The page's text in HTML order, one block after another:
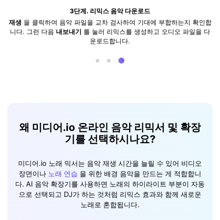
3단계. 리믹스 음악 다운로드
재생 을 클릭하여 음악 파일을 교차 검사하여 기대에 부합하는지 확인합
니다. 그런 다음 내보내기
를 눌러 리믹스를 생성하고 오디오 파일을 다
운로드합니다.
왜 미디어.io 온라인 음악 리믹서 및 확장
기를 선택하시나요?
미디어.io 노래 믹서는 음악 재생 시간을 늘릴 수 있어 비디오
장면이나 노래 연습 을 위한 배경 음악을 만드는 게 적합합니
다. AI 음악 확장기를 사용하면 노래의 하이라이트 부분이 자동
으로 선택되고 DJ가 하는 것처럼 리믹스 효과와 함께 새로운
노래로 혼합됩니다.